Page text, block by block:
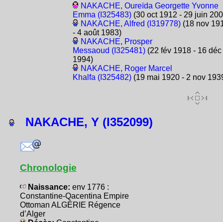
NAKACHE, Oureïda Georgette Yvonne
Emma (I325483)(30 oct 1912 - 29 juin
NAKACHE, Alfred (I319778)(18 nov
- 4 août 1983)
NAKACHE, Prosper
Messaoud (I325481)(22 fév 1918 - 16 déc
1994)
NAKACHE, Roger Marcel
Khalfa (I325482)(19 mai 1920 - 2 nov
NAKACHE, Y (I352099)
Chronologie
Naissance: env 1776 :
Constantine-Qacentina Empire
Ottoman ALGÉRIE Régence
d’Alger